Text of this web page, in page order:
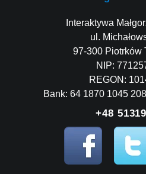
Interaktywa
ul.
97-300 Piotrków
NIP:
REGON:
Bank: 64 1870 1045
+48